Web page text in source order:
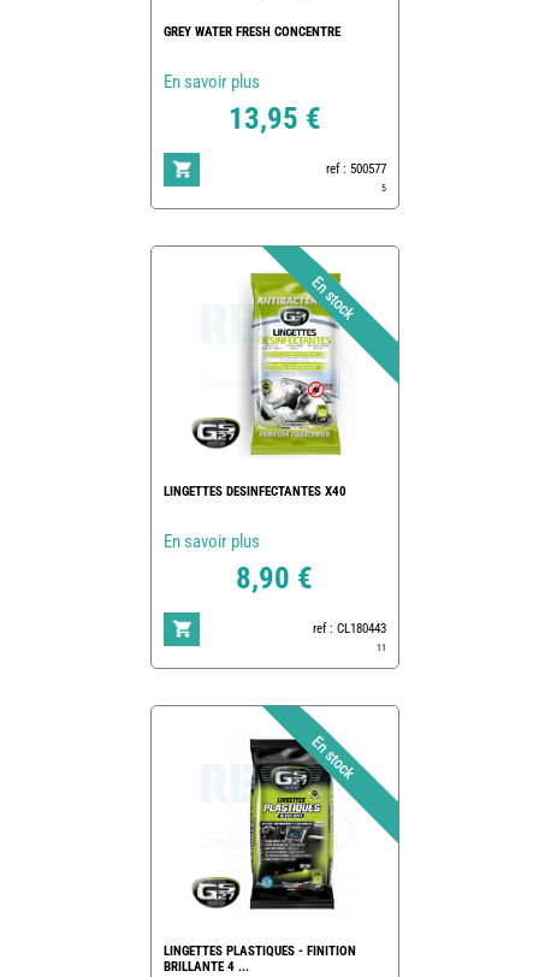
GREY WATER FRESH CONCENTRE
En savoir plus
13,95 €
ref : 500577
5
LINGETTES DESINFECTANTES X40
En savoir plus
8,90 €
ref : CL180443
11
LINGETTES PLASTIQUES - FINITION
BRILLANTE 4 ...